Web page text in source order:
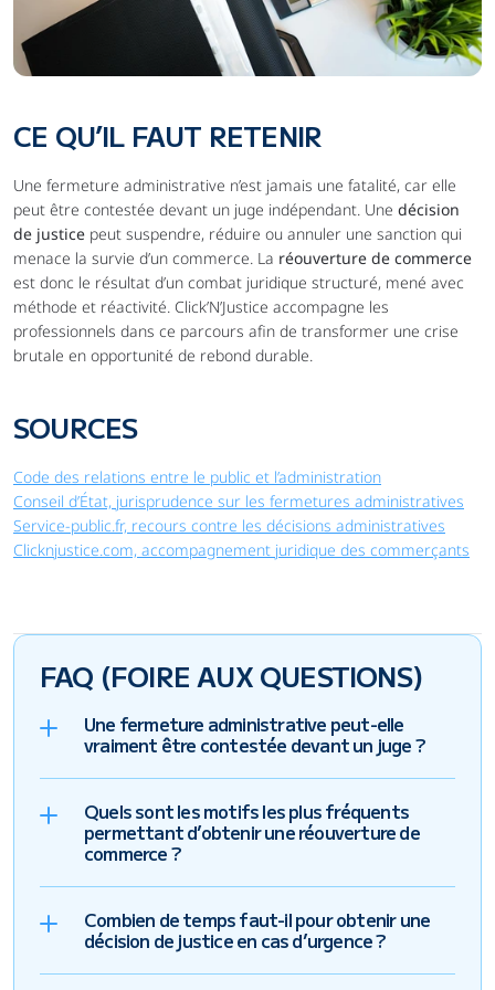
CE QU’IL FAUT RETENIR
Une fermeture administrative n’est jamais une fatalité, car elle
peut être contestée devant un juge indépendant. Une décision
de justice peut suspendre, réduire ou annuler une sanction qui
menace la survie d’un commerce. La réouverture de commerce
est donc le résultat d’un combat juridique structuré, mené avec
méthode et réactivité. Click’N’Justice accompagne les
professionnels dans ce parcours afin de transformer une crise
brutale en opportunité de rebond durable.
SOURCES
Code des relations entre le public et l’administration
Conseil d’État, jurisprudence sur les fermetures administratives
Service-public.fr, recours contre les décisions administratives
Clicknjustice.com, accompagnement juridique des commerçants
FAQ (FOIRE AUX QUESTIONS)
Une fermeture administrative peut-elle
vraiment être contestée devant un juge ?
Quels sont les motifs les plus fréquents
permettant d’obtenir une réouverture de
commerce ?
Combien de temps faut-il pour obtenir une
décision de justice en cas d’urgence ?